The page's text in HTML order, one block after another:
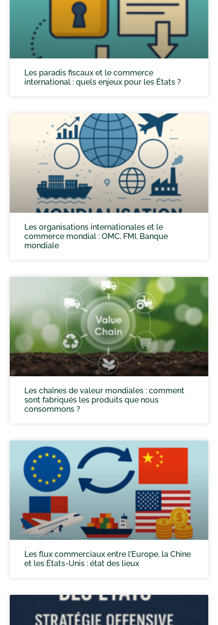
Les paradis fiscaux et le commerce
international : quels enjeux pour les États ?
Les organisations internationales et le
commerce mondial : OMC, FMI, Banque
mondiale
Les chaînes de valeur mondiales : comment
sont fabriqués les produits que nous
consommons ?
Les flux commerciaux entre l’Europe, la Chine
et les États-Unis : état des lieux